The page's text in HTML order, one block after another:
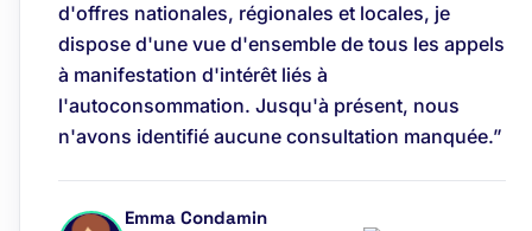
d'offres nationales, régionales et locales, je
dispose d'une vue d'ensemble de tous les appels
à manifestation d'intérêt liés à
l'autoconsommation. Jusqu'à présent, nous
n'avons identifié aucune consultation manquée.”
Emma Condamin